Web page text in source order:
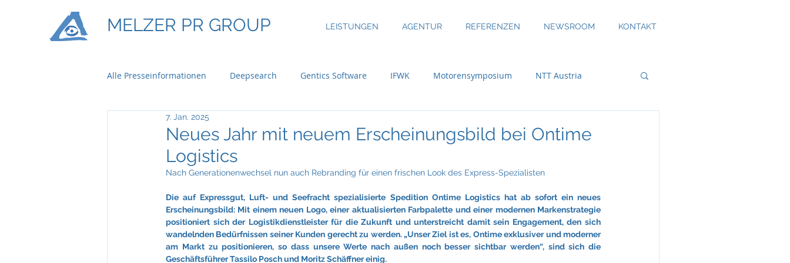
MELZER PR GROUP LEISTUNGEN AGENTUR REFERENZEN NEWSROOM KONTAKT
Alle Presseinformationen Deepsearch Gentics Software IFWK Motorensymposium NTT Austria
Ontime Logistics
Bau & Boden Immobilien Bauer Group Bossard BRP-Rotax Bundesinitiative eMobility
Braun Lockenhaus Capgemini CBRE Global Investors Chefsache Cool Alps DS Smith
Neues Jahr mit neuem Erscheinungsbild bei Ontime
Logistics
7. Jan. 2025
Nach Generationenwechsel nun auch Rebranding für einen frischen Look des Express-Spezialisten
Die auf Expressgut, Luft- und Seefracht spezialisierte Spedition Ontime Logistics hat ab sofort ein neues
Erscheinungsbild: Mit einem neuen Logo, einer aktualisierten Farbpalette und einer modernen Markenstrategie
positioniert sich der Logistikdienstleister für die Zukunft und unterstreicht damit sein Engagement, den sich
wandelnden Bedürfnissen seiner Kunden gerecht zu werden. „Unser Ziel ist es, Ontime exklusiver und moderner
am Markt zu positionieren, so dass unsere Werte nach außen noch besser sichtbar werden“, sind sich die
Geschäftsführer Tassilo Posch und Moritz Schäffner einig.